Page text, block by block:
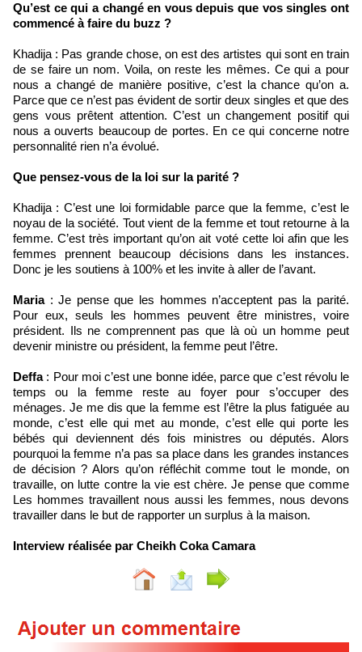
Qu’est ce qui a changé en vous depuis que vos singles ont
commencé à faire du buzz ?
Khadija : Pas grande chose, on est des artistes qui sont en train
de se faire un nom. Voila, on reste les mêmes. Ce qui a pour
nous a changé de manière positive, c’est la chance qu’on a.
Parce que ce n’est pas évident de sortir deux singles et que des
gens vous prêtent attention. C’est un changement positif qui
nous a ouverts beaucoup de portes. En ce qui concerne notre
personnalité rien n’a évolué.
Que pensez-vous de la loi sur la parité ?
Khadija : C’est une loi formidable parce que la femme, c’est le
noyau de la société. Tout vient de la femme et tout retourne à la
femme. C’est très important qu’on ait voté cette loi afin que les
femmes prennent beaucoup décisions dans les instances.
Donc je les soutiens à 100% et les invite à aller de l’avant.
Maria : Je pense que les hommes n’acceptent pas la parité.
Pour eux, seuls les hommes peuvent être ministres, voire
président. Ils ne comprennent pas que là où un homme peut
devenir ministre ou président, la femme peut l’être.
Deffa : Pour moi c’est une bonne idée, parce que c’est révolu le
temps ou la femme reste au foyer pour s’occuper des
ménages. Je me dis que la femme est l’être la plus fatiguée au
monde, c’est elle qui met au monde, c’est elle qui porte les
bébés qui deviennent dés fois ministres ou députés. Alors
pourquoi la femme n’a pas sa place dans les grandes instances
de décision ? Alors qu’on réfléchit comme tout le monde, on
travaille, on lutte contre la vie est chère. Je pense que comme
Les hommes travaillent nous aussi les femmes, nous devons
travailler dans le but de rapporter un surplus à la maison.
Interview réalisée par Cheikh Coka Camara